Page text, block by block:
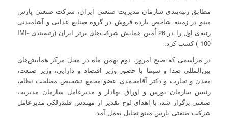
مطابق رتبه‌بندی سازمان مدیریت صنعتی ایران، شرکت صنعتی پارس
مینو در زمینه شاخص بازده فروش در گروه صنایع غذایی و آشامیدنی
رتبه‌ی اول را در 26 اُمین همایش شرکت‌های برتر ایران (رتبه‌بندی IMI-
100 ) کسب کرد.
در مراسمی که صبح امروز، دوم بهمن ماه در محل مرکز همایش‌های
بین‎‌المللی صدا و سیما با حضور وزیر اقتصاد و دارایی، وزیر صنعت،
معدن و تجارت و دکتر آقامحمدی عضو مجمع تشخیص مصلحت نظام،
رئیس سازمان بورس و اوراق بهادار و مدیرعامل سازمان مدیریت
صنعتی برگزار شد، با اهدای لوح تقدیر از مهندس قلندرلکی مدیرعامل
شرکت صنعتی پارس مینو تجلیل بعمل آمد.